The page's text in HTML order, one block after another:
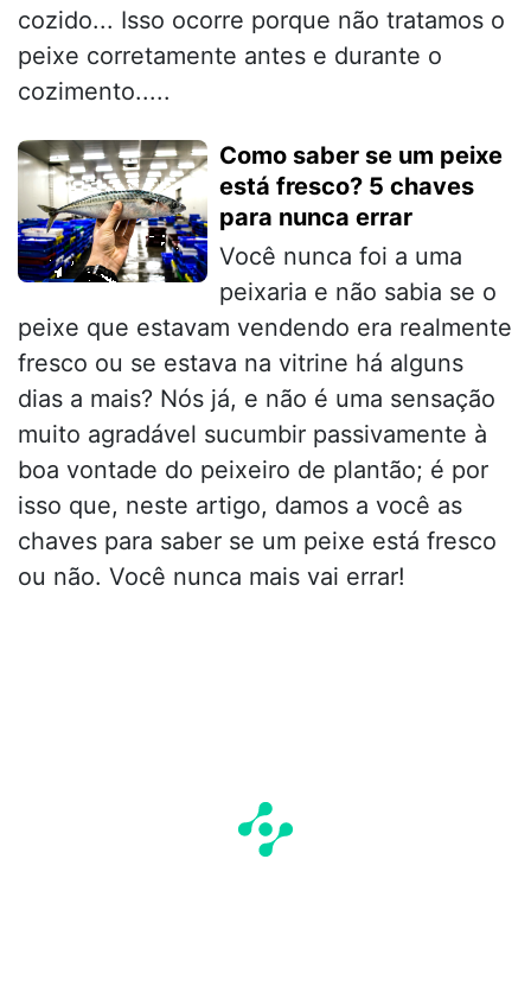
cozido... Isso ocorre porque não tratamos o
peixe corretamente antes e durante o
cozimento.....
Como saber se um peixe
está fresco? 5 chaves
para nunca errar
Você nunca foi a uma
peixaria e não sabia se o
peixe que estavam vendendo era realmente
fresco ou se estava na vitrine há alguns
dias a mais? Nós já, e não é uma sensação
muito agradável sucumbir passivamente à
boa vontade do peixeiro de plantão; é por
isso que, neste artigo, damos a você as
chaves para saber se um peixe está fresco
ou não. Você nunca mais vai errar!